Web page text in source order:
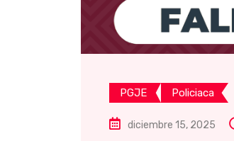
PGJE Policiaca
diciembre 15, 2025